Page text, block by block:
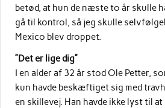
betød, at hun de næste to år skulle
gå til kontrol, så jeg skulle
Mexico blev droppet.
”Det er lige dig”
I en alder af 32 år stod Ole Petter,
kun havde beskæftiget sig med
en skillevej. Han havde ikke lyst til